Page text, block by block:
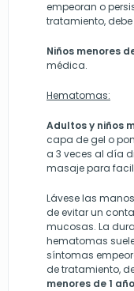
empeoran o
tratamiento,
Niños menores
médica.
Hematomas:
Adultos y niños
capa de gel o
a 3 veces al día
masaje para
Lávese las
de evitar un
mucosas. La
hematomas
síntomas
de tratamiento,
menores de 1 año